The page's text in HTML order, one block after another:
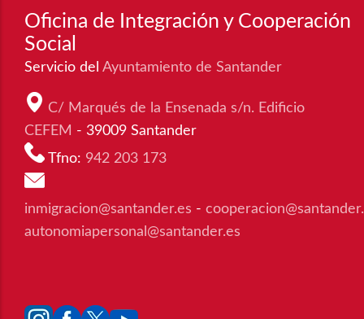
Oficina de Integración y Cooperación
Social
Servicio del Ayuntamiento de Santander
C/ Marqués de la Ensenada s/n. Edificio
CEFEM - 39009 Santander
Tfno: 942 203 173
inmigracion@santander.es -
autonomiapersonal@santander.es